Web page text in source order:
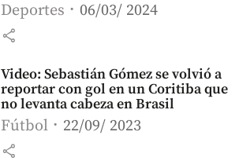
Deportes 06/03/ 2024
share
Video: Sebastián Gómez se volvió a
reportar con gol en un Coritiba que
no levanta cabeza en Brasil
Fútbol 22/09/ 2023
share